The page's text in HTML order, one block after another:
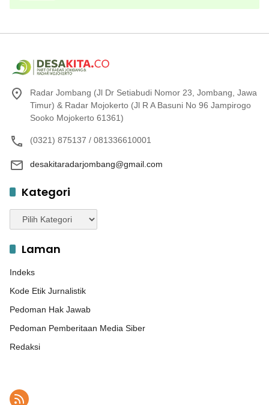
Radar Jombang (Jl Dr Setiabudi Nomor 23, Jombang, Jawa
Timur) & Radar Mojokerto (Jl R A Basuni No 96 Jampirogo
Sooko Mojokerto 61361)
(0321) 875137 / 081336610001
desakitaradarjombang@gmail.com
Kategori
Kategori
Laman
Indeks
Kode Etik Jurnalistik
Pedoman Hak Jawab
Pedoman Pemberitaan Media Siber
Redaksi